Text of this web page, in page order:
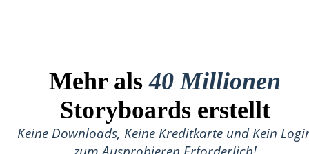
Mehr als40 Millionen
Storyboards erstellt
Keine Downloads, Keine Kreditkarte und Kein